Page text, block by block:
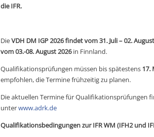
die IFR.
DieVDH DM IGP 2026 findet vom 31. Juli – 02. August
vom 03.-08. August 2026in Finnland.
Qualifikationsprüfungen müssen bis spätestens 17.
empfohlen, die Termine frühzeitig zu planen.
Die aktuellen Termine für Qualifikationsprüfungen
unterwww.adrk.de
Qualifikationsbedingungen zur IFR WM (IFH2 und